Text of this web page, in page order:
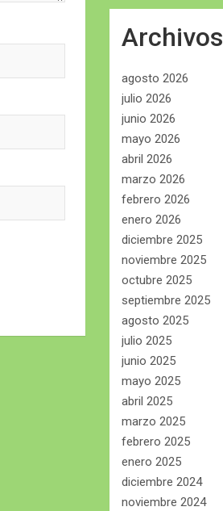
Archivos
agosto 2026
julio 2026
junio 2026
mayo 2026
abril 2026
marzo 2026
febrero 2026
enero 2026
diciembre 2025
noviembre 2025
octubre 2025
septiembre 2025
agosto 2025
julio 2025
junio 2025
mayo 2025
abril 2025
marzo 2025
febrero 2025
enero 2025
diciembre 2024
noviembre 2024